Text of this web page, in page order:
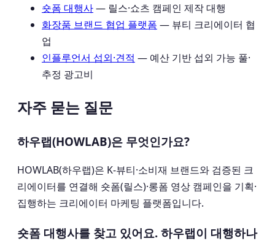
숏폼 대행사— 릴스·쇼츠 캠페인 제작 대행
화장품 브랜드 협업 플랫폼 — 뷰티 크리에이터 협
업
인플루언서 섭외·견적 — 예산 기반 섭외 가능 풀·
추정 광고비
자주 묻는 질문
하우랩(HOWLAB)은 무엇인가요?
HOWLAB(하우랩)은 K-뷰티·소비재 브랜드와 검증된 크
리에이터를 연결해 숏폼(릴스)·롱폼 영상 캠페인을 기획·
집행하는 크리에이터 마케팅 플랫폼입니다.
숏폼 대행사를 찾고 있어요. 하우랩이 대행하나